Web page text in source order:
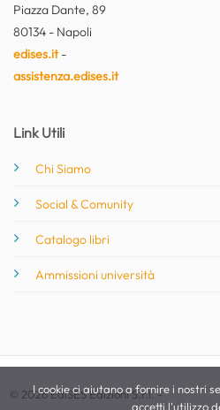
Piazza Dante, 89
80134 - Napoli
edises.it-
assistenza.edises.it
Link Utili
Chi Siamo
Social & Comunity
Catalogo libri
Ammissioni università
© 2026 EdiSES Edizioni S.r.l. -
I cookie ci aiutano a fornire i nostri
accetti l'utilizzo